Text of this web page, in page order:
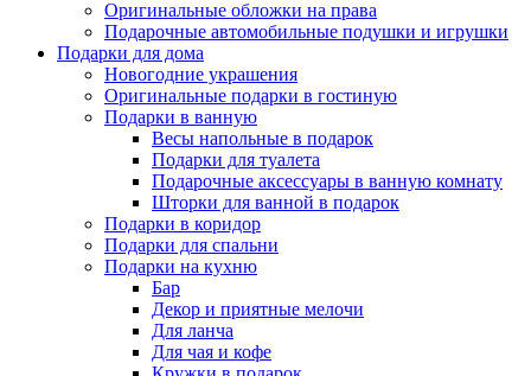
Оригинальные обложки на права
Подарочные автомобильные подушки и игрушки
Подарки для дома
Новогодние украшения
Оригинальные подарки в гостиную
Подарки в ванную
Весы напольные в подарок
Подарки для туалета
Подарочные аксессуары в ванную комнату
Шторки для ванной в подарок
Подарки в коридор
Подарки для спальни
Подарки на кухню
Бар
Декор и приятные мелочи
Для ланча
Для чая и кофе